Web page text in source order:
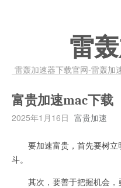
雷
雷轰加速器下载官网-雷轰加
富贵加速mac下载
2025年1月16日 富贵加速
要加速富贵，首先要树立
斗。
其次，要善于把握机会，